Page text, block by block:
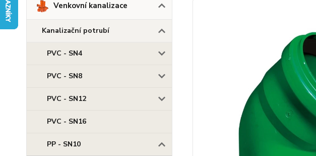
Venkovní kanalizace
Kanalizační potrubí
PVC - SN4
PVC - SN8
PVC - SN12
PVC - SN16
PP - SN10